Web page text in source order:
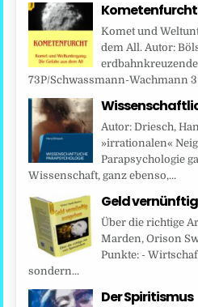
Kometenfurcht
Komet und
dem All. Autor:
73P/Schwassmann-Wachmann
Autor: Driesch,
»irrationalen«
Parapsychologie
Wissenschaft, ganz ebenso,...
Geld
Über die richtige
Marden, Orison
Punkte: -
sondern...
Der Spiritismus